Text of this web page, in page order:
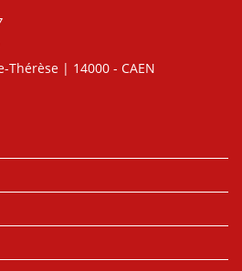
Thérèse | 14000 - CAEN